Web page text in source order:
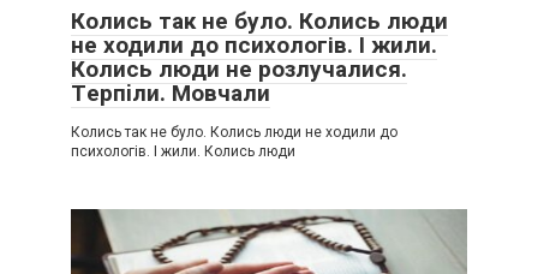
Колись так не було. Колись люди
не ходили до психологів. І жили.
Колись люди не розлучалися.
Тepпiли. Мовчали
Колись так не було. Колись люди не ходили до
психологів. І жили. Колись люди